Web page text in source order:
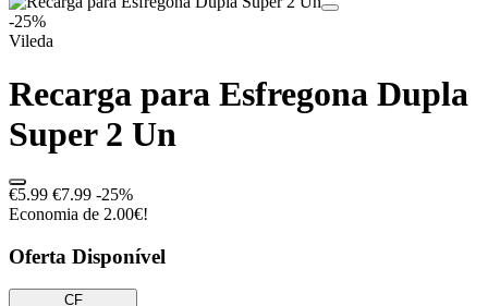
+de 36.000 reviews
-25%
Vileda
Recarga para Esfregona Dupla
Super 2 Un
€5.99 €7.99 -25%
Economia de 2.00€!
Oferta Disponível
CF